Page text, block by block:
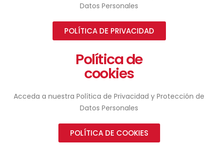
Datos Personales
POLÍTICA DE PRIVACIDAD
Política de
cookies
Acceda a nuestra Política de Privacidad y Protección de
Datos Personales
POLÍTICA DE COOKIES